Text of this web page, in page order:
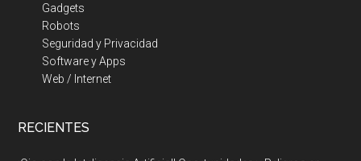
Gadgets
Robots
Seguridad y Privacidad
Software y Apps
Web / Internet
RECIENTES